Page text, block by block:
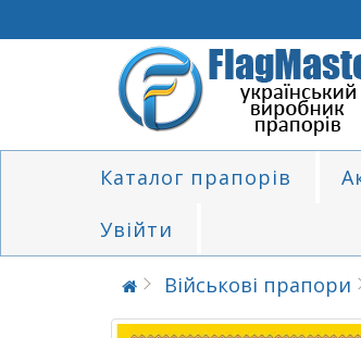
Каталог прапорів
Увійти
Військові прапори